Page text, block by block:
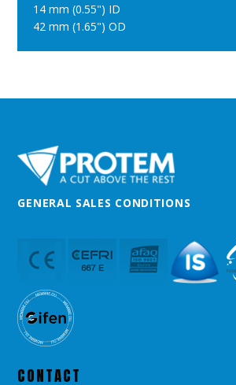
14 mm (0.55") ID
42 mm (1.65") OD
ПОЛОЖИТЪ В КОРЗИНУ
GENERAL SALES CONDITIONS
CONTACT